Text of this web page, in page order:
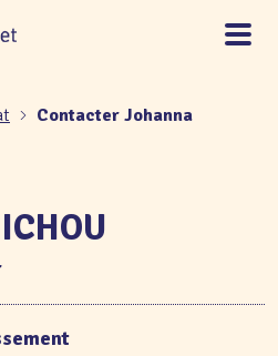
Contacter Johanna